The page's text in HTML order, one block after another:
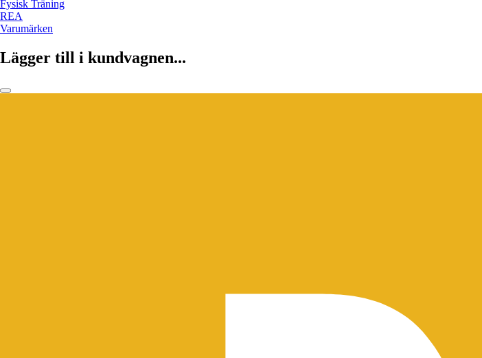
Fysisk Träning
REA
Varumärken
Lägger till i kundvagnen...